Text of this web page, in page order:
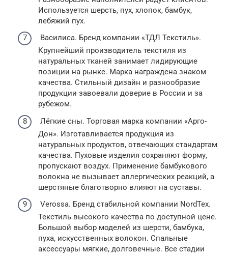
Используется шерсть, пух, хлопок, бамбук,
лебяжий пух.
Василиса. Бренд компании «ТДЛ Текстиль».
Крупнейший производитель текстиля из
натуральных тканей занимает лидирующие
позиции на рынке. Марка награждена знаком
качества. Стильный дизайн и разнообразие
продукции завоевали доверие в России и за
рубежом.
Лёгкие сны. Торговая марка компании «Арго-
Дон». Изготавливается продукция из
натуральных продуктов, отвечающих стандартам
качества. Пуховые изделия сохраняют форму,
пропускают воздух. Применение бамбукового
волокна не вызывает аллергических реакций, а
шерстяные благотворно влияют на суставы.
Verossa. Бренд стабильной компании NordTex.
Текстиль высокого качества по доступной цене.
Большой выбор моделей из шерсти, бамбука,
пуха, искусственных волокон. Спальные
аксессуары мягкие, долговечные. Все стадии